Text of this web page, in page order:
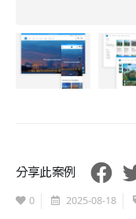
分享此案例
0 2025-08-18